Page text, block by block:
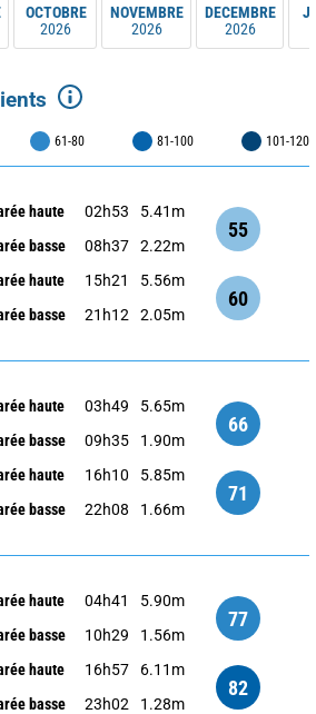
OCTOBRE
2026
NOVEMBRE
2026
DECEMBRE
2026
61-80 81-100 101-120
haute 02h53
5.41m
basse
08h37 2.22m
55
haute 15h21
5.56m
basse
21h12 2.05m
60
haute 03h49
5.65m
basse
09h35 1.90m
66
haute 16h10
5.85m
basse
22h08 1.66m
71
haute 04h41
5.90m
basse
10h29 1.56m
77
haute 16h57
6.11m
basse
23h02 1.28m
82